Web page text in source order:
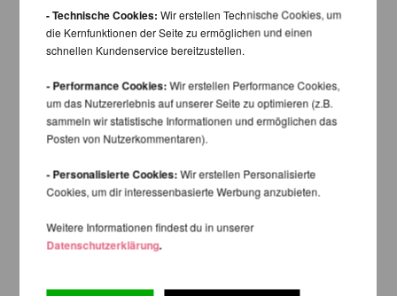
- Technische Cookies: Wir erstellen Technische Cookies, um
die Kernfunktionen der Seite zu ermöglichen und einen
schnellen Kundenservice bereitzustellen.
- Performance Cookies:Wir erstellen Performance Cookies,
um das Nutzererlebnis auf unserer Seite zu optimieren (z.B.
sammeln wir statistische Informationen und ermöglichen das
Posten von Nutzerkommentaren).
- Personalisierte Cookies:Wir erstellen Personalisierte
Cookies, um dir interessenbasierte Werbung anzubieten.
Weitere Informationen findest du in unserer
Datenschutzerklärung.